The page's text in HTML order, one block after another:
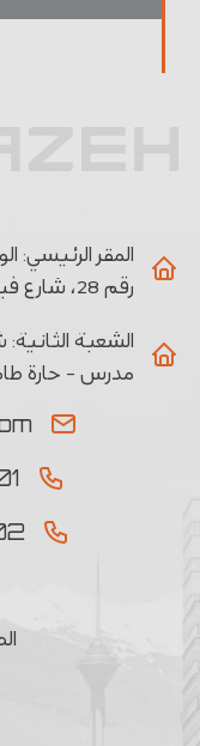
المقر الرئيسي:
رقم 28، شارع فياضي، إلهية، طهران، إيران
الشعبة الثانیة:
مدرس - حارة طاهري -